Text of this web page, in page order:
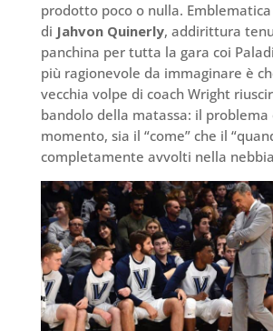
prodotto poco o nulla.
di Jahvon Quinerly, addirittura
panchina per tutta la gara coi
più ragionevole da immaginare è
vecchia volpe di coach Wright
bandolo della matassa: il problema
momento, sia il “come” che il
completamente avvolti nella